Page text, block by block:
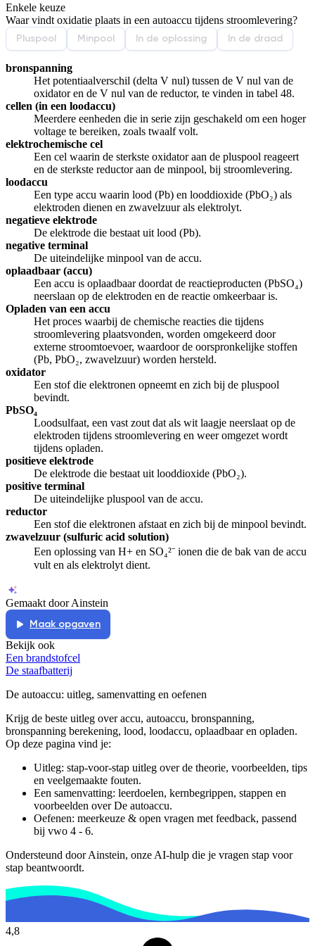
De uitleg gaat te langzaam
Afspelen werkte niet
Iets anders
Enkele keuze
Waar vindt oxidatie plaats in een autoaccu tijdens stroomlevering?
Pluspool
Minpool In de oplossing In de draad
bronspanning
Het potentiaalverschil (delta V nul) tussen de V nul van de
oxidator en de V nul van de reductor, te vinden in tabel 48.
cellen (in een loodaccu)
Meerdere eenheden die in serie zijn geschakeld om een hoger
voltage te bereiken, zoals twaalf volt.
elektrochemische cel
Een cel waarin de sterkste oxidator aan de pluspool reageert
en de sterkste reductor aan de minpool, bij stroomlevering.
loodaccu
Een type accu waarin lood (Pb) en looddioxide (PbO₂) als
elektroden dienen en zwavelzuur als elektrolyt.
negatieve elektrode
De elektrode die bestaat uit lood (Pb).
negative terminal
De uiteindelijke minpool van de accu.
oplaadbaar (accu)
Een accu is oplaadbaar doordat de reactieproducten (PbSO₄)
neerslaan op de elektroden en de reactie omkeerbaar is.
Opladen van een accu
Het proces waarbij de chemische reacties die tijdens
stroomlevering plaatsvonden, worden omgekeerd door
externe stroomtoevoer, waardoor de oorspronkelijke stoffen
(Pb, PbO₂, zwavelzuur) worden hersteld.
oxidator
Een stof die elektronen opneemt en zich bij de pluspool
bevindt.
PbSO₄
Loodsulfaat, een vast zout dat als wit laagje neerslaat op de
elektroden tijdens stroomlevering en weer omgezet wordt
tijdens opladen.
positieve elektrode
De elektrode die bestaat uit looddioxide (PbO₂).
positive terminal
De uiteindelijke pluspool van de accu.
reductor
Een stof die elektronen afstaat en zich bij de minpool bevindt.
zwavelzuur (sulfuric acid solution)
Een oplossing van H+ en SO₄²⁻ ionen die de bak van de accu
vult en als elektrolyt dient.
Gemaakt door Ainstein
Maak opgaven
Bekijk ook
Een brandstofcel
De staafbatterij
De autoaccu: uitleg, samenvatting en oefenen
Krijg de beste uitleg over accu, autoaccu, bronspanning,
bronspanning berekening, lood, loodaccu, oplaadbaar en opladen.
Op deze pagina vind je:
Uitleg: stap-voor-stap uitleg over de theorie, voorbeelden, tips
en veelgemaakte fouten.
Een samenvatting: leerdoelen, kernbegrippen, stappen en
voorbeelden overDe autoaccu.
Oefenen: meerkeuze & open vragen met feedback, passend
bij vwo 4 - 6.
Ondersteund door Ainstein, onze AI-hulp die je vragen stap voor
stap beantwoordt.
4,8